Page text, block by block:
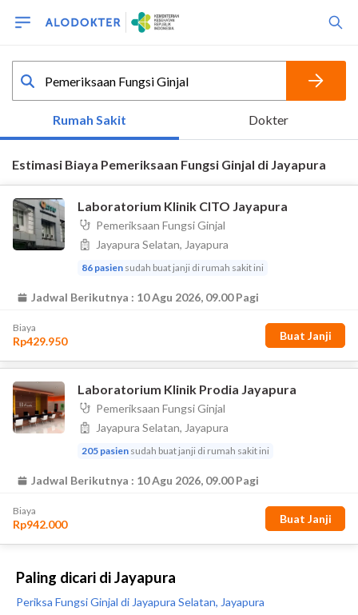
Paling dicari di Jayapura
Periksa Fungsi Ginjal di Jayapura Selatan, Jayapura